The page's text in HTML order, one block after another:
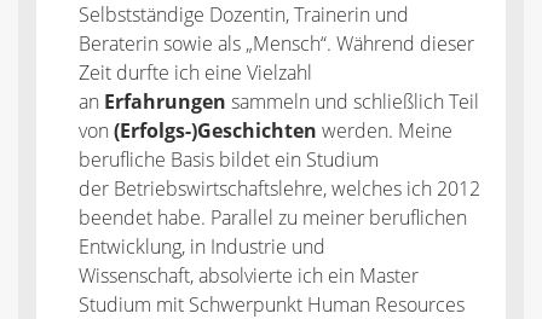
Selbstständige Dozentin, Trainerin und
Beraterin sowie als „Mensch“. Während dieser
Zeit durfte ich eine Vielzahl
an Erfahrungen sammeln und schließlich Teil
von (Erfolgs-)Geschichten werden. Meine
berufliche Basis bildet ein Studium
der Betriebswirtschaftslehre, welches ich 2012
beendet habe. Parallel zu meiner beruflichen
Entwicklung, in Industrie und
Wissenschaft, absolvierte ich ein Master
Studium mit Schwerpunkt Human Resources